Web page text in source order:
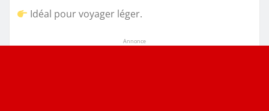
Idéal pour voyager léger.
Annonce